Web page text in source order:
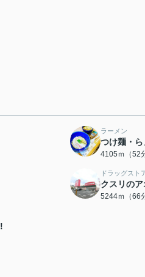
ラーメン
つけ麺・ら
4105ｍ（52
ドラッグスト
クスリの
5244ｍ（66